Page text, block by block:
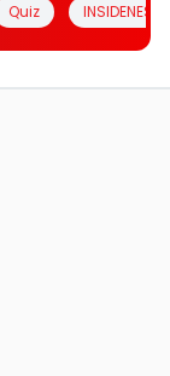
Quiz INSIDENESIA